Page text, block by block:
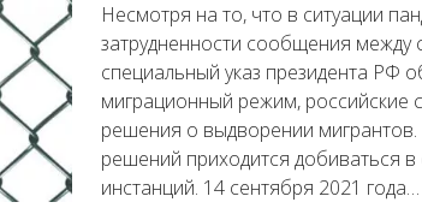
Несмотря на то, что в ситуации
затрудненности сообщения между
специальный указ президента РФ
миграционный режим, российские
решения о выдворении
решений приходится добиваться
инстанций. 14 сентября 2021 года…